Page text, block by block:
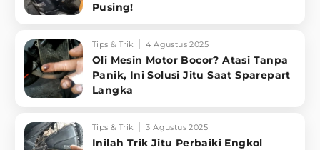
Pusing!
Tips & Trik 4 Agustus 2025
Oli Mesin Motor Bocor? Atasi Tanpa
Panik, Ini Solusi Jitu Saat Sparepart
Langka
Tips & Trik 3 Agustus 2025
Inilah Trik Jitu Perbaiki Engkol